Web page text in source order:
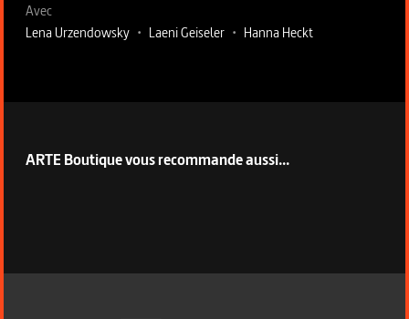
Avec
Lena Urzendowsky • Laeni Geiseler • Hanna Heckt
ARTE Boutique vous recommande aussi...